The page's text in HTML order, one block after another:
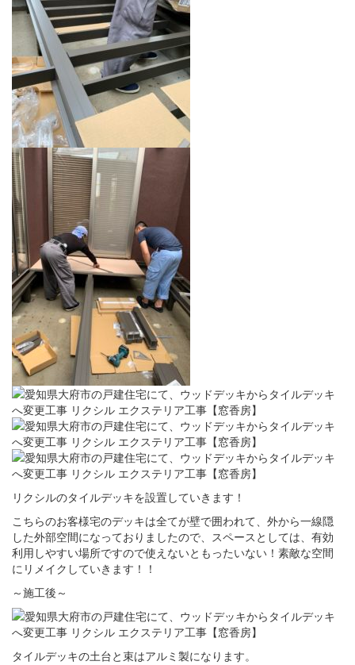
リクシルのタイルデッキを設置していきます！
こちらのお客様宅のデッキは全てが壁で囲われて、外から一線隠
した外部空間になっておりましたので、スペースとしては、有効
利用しやすい場所ですので使えないともったいない！素敵な空間
にリメイクしていきます！！
～施工後～
タイルデッキの土台と束はアルミ製になります。